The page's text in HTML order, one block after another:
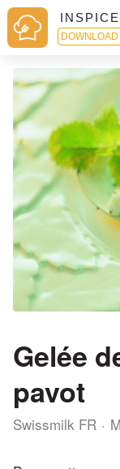
Gelée
pavot
Swissmilk FR